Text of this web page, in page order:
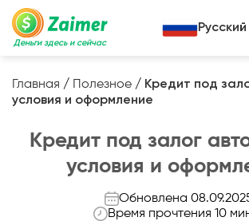
Деньги здесь и сейчас
Кредит под залог
Кредит под залог авто
Кредит под залог недвижимости
Кредит под залог спецтехники
Жизненный цикл вашего кредита
Полезные статьи
Русский
Главная / Полезное / Кредит под
условия и оформление
Кредит под залог
условия и
Обновлена
Время прочтения 10